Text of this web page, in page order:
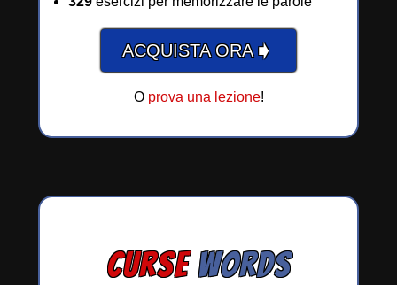
ACQUISTA ORA➧
O prova una lezione!
CURSE WORDS